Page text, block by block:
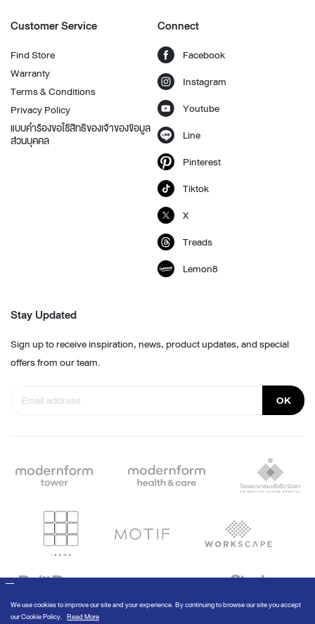
Customer Service
Find Store
Warranty
Terms & Conditions
Privacy Policy
แบบคำร้องขอใช้สิทธิของเจ้าของข้อมูล
ส่วนบุคคล
Connect
Facebook
Instagram
Youtube
Line
Pinterest
Tiktok
X
Treads
Lemon8
Stay Updated
Sign up to receive inspiration, news, product updates, and special
offers from our team.
OK